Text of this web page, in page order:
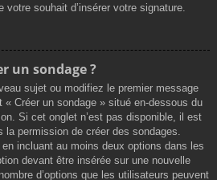
souhait d’insérer votre signature.
un sondage ?
sujet ou modifiez le premier message
« Créer un sondage » situé en-dessous du
Si cet onglet n’est pas disponible, il est
la permission de créer des sondages.
incluant au moins deux options dans les
devant être insérée sur une nouvelle
d’options que les utilisateurs peuvent